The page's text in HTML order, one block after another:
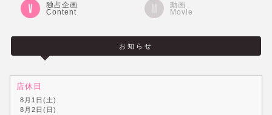
独占企画
Content
動画
Movie
お知らせ
店休日
8月1日(土)
8月2日(日)